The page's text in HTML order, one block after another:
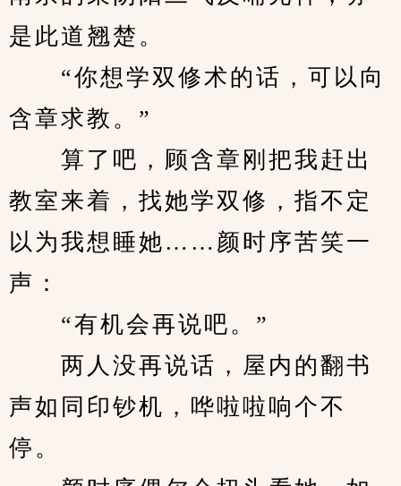
是此道翘楚。
“你想学双修术的话，可以向
含章求教。”
算了吧，顾含章刚把我赶出
教室来着，找她学双修，指不定
以为我想睡她……颜时序苦笑一
声：
“有机会再说吧。”
两人没再说话，屋内的翻书
声如同印钞机，哗啦啦响个不
停。